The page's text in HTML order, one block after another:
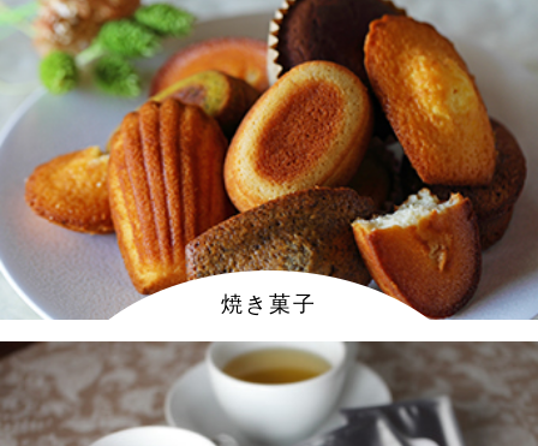
焼き菓子